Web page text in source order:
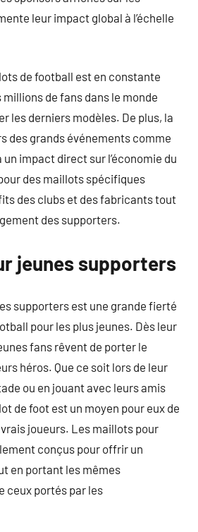
leur impact global à l’échelle
de football est en constante
de fans dans le monde
les derniers modèles. De plus, la
des grands événements comme
un impact direct sur l’économie du
des maillots spécifiques
des clubs et des fabricants tout
des supporters.
jeunes supporters
supporters est une grande fierté
pour les plus jeunes. Dès leur
fans rêvent de porter le
héros. Que ce soit lors de leur
ou en jouant avec leurs amis
de foot est un moyen pour eux de
joueurs. Les maillots pour
conçus pour offrir un
en portant les mêmes
ceux portés par les